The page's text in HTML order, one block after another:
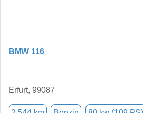
BMW 116
Erfurt, 99087